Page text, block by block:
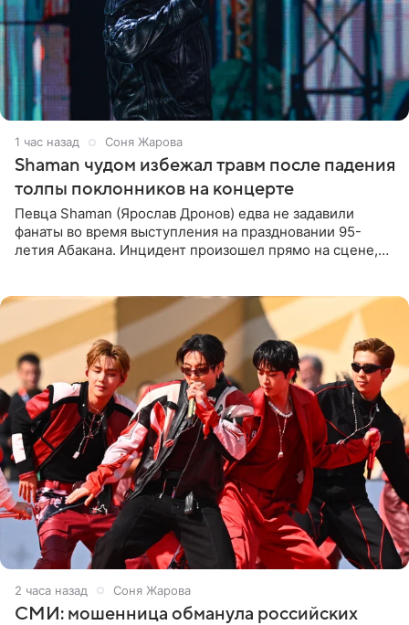
1 час назад Соня Жарова
Shaman чудом избежал травм после падения
толпы поклонников на концерте
Певца Shaman (Ярослав Дронов) едва не задавили
фанаты во время выступления на праздновании 95-
летия Абакана. Инцидент произошел прямо на сцене,
2 часа назад Соня Жарова
СМИ: мошенница обманула российских